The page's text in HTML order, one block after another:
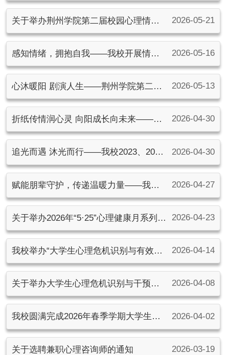
届校园心理情景剧决赛圆满落幕
关于举办荆州学院第二届校园心理情景
剧决赛的通知
2026-05-21
感知情绪，拥抱自我——我校开展情绪
管理主题团体心理辅导活动
2026-05-16
心沐暖阳 剧演人生——荆州学院第二届
校园心理情景剧初赛圆满举行
2026-05-13
折纸传情润心灵 向阳成长向未来——我
理健康主题活动
2026-04-30
追光而遇 沐光而行——我校2023、2024
级心理委员交流会顺利举办
2026-04-30
赋能朋辈守护，传递温暖力量——我校
2025级心理委员培训圆满落幕
2026-04-27
关于举办2026年“5·25”心理健康月系列活
动的通知
2026-04-23
我校举办“大学生心理危机识别与有效干
预”专题讲座
2026-04-14
关于举办大学生心理危机识别与干预专 2026-04-08
我校圆满完成2026年春季学期大学生心
理健康普查工作
2026-04-02
关于选聘兼职心理咨询师的通知 2026-03-19